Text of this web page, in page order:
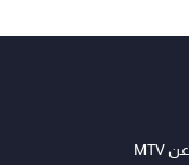
عن MTV